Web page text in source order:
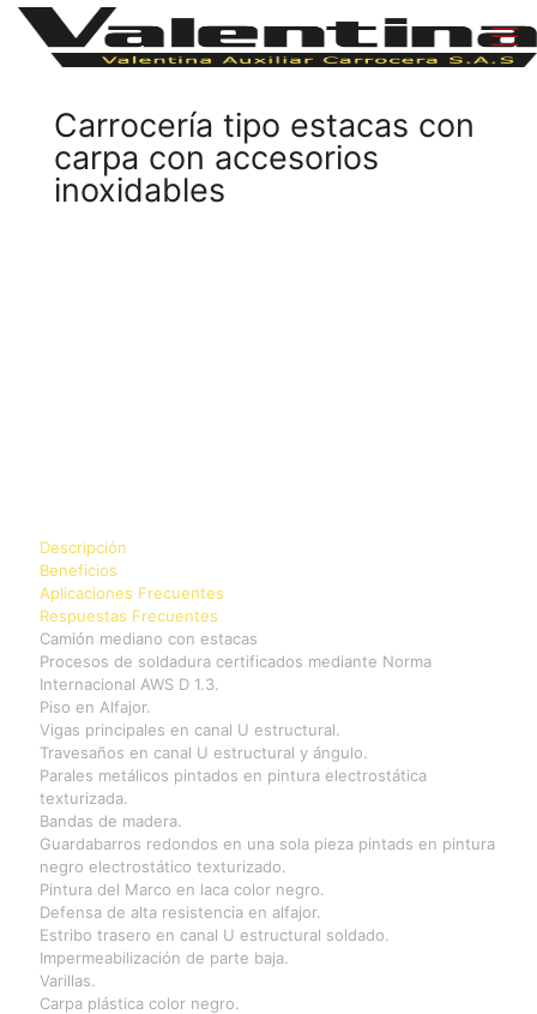
Carrocería tipo estacas con
carpa con accesorios
inoxidables
Descripción
Beneficios
Aplicaciones Frecuentes
Respuestas Frecuentes
Camión mediano con estacas
Procesos de soldadura certificados mediante Norma
Internacional AWS D 1.3.
Piso en Alfajor.
Vigas principales en canal U estructural.
Travesaños en canal U estructural y ángulo.
Parales metálicos pintados en pintura electrostática
texturizada.
Bandas de madera.
Guardabarros redondos en una sola pieza pintads en pintura
negro electrostático texturizado.
Pintura del Marco en laca color negro.
Defensa de alta resistencia en alfajor.
Estribo trasero en canal U estructural soldado.
Impermeabilización de parte baja.
Varillas.
Carpa plástica color negro.